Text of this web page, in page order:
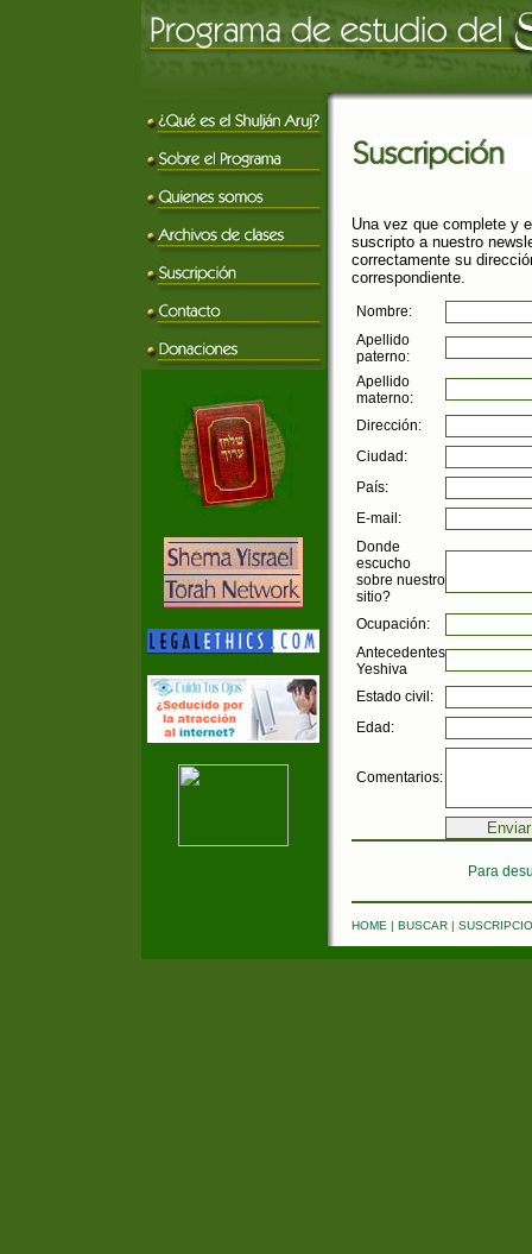
Una vez que complete y
suscripto a nuestro
correctamente su
correspondiente.
Nombre:
Apellido
paterno:
Apellido
materno:
Dirección:
Ciudad:
País:
E-mail:
Donde
escucho
sobre nuestro
sitio?
Ocupación:
Antecedentes
Yeshiva
Estado civil:
Edad:
Comentarios:
Para
HOME | BUSCAR |